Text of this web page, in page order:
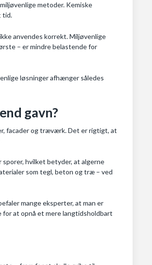
metoder. Kemiske
tid.
anvendes korrekt. Miljøvenlige
– er mindre belastende for
løsninger afhænger således
gavn?
facader og træværk. Det er rigtigt, at
hvilket betyder, at algerne
som tegl, beton og træ – ved
mange eksperter, at man er
for at opnå et mere langtidsholdbart